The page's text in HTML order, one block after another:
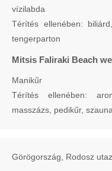
vízilabda
Térítés ellenében:
tengerparton
Mitsis Faliraki Beach
Manikűr
Térítés ellenében:
masszázs, pedikűr,
Görögország, Rodosz